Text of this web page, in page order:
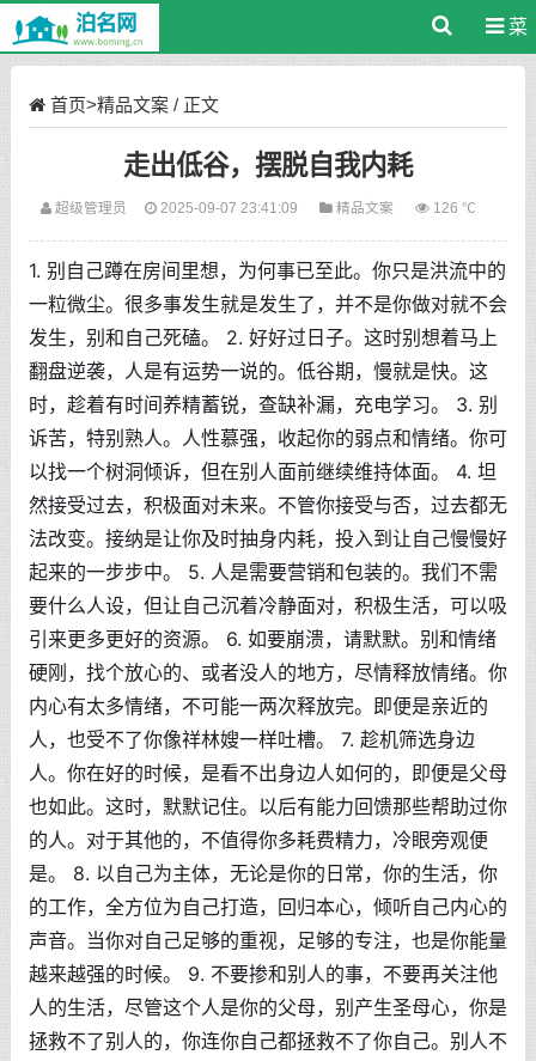
菜
首页>精品文案/ 正文
走出低谷，摆脱自我内耗
超级管理员 2025-09-07 23:41:09 精品文案 126 ℃
1. 别自己蹲在房间里想，为何事已至此。你只是洪流中的
一粒微尘。很多事发生就是发生了，并不是你做对就不会
发生，别和自己死磕。 2. 好好过日子。这时别想着马上
翻盘逆袭，人是有运势一说的。低谷期，慢就是快。这
时，趁着有时间养精蓄锐，查缺补漏，充电学习。 3. 别
诉苦，特别熟人。人性慕强，收起你的弱点和情绪。你可
以找一个树洞倾诉，但在别人面前继续维持体面。 4. 坦
然接受过去，积极面对未来。不管你接受与否，过去都无
法改变。接纳是让你及时抽身内耗，投入到让自己慢慢好
起来的一步步中。 5. 人是需要营销和包装的。我们不需
要什么人设，但让自己沉着冷静面对，积极生活，可以吸
引来更多更好的资源。 6. 如要崩溃，请默默。别和情绪
硬刚，找个放心的、或者没人的地方，尽情释放情绪。你
内心有太多情绪，不可能一两次释放完。即便是亲近的
人，也受不了你像祥林嫂一样吐槽。 7. 趁机筛选身边
人。你在好的时候，是看不出身边人如何的，即便是父母
也如此。这时，默默记住。以后有能力回馈那些帮助过你
的人。对于其他的，不值得你多耗费精力，冷眼旁观便
是。 8. 以自己为主体，无论是你的日常，你的生活，你
的工作，全方位为自己打造，回归本心，倾听自己内心的
声音。当你对自己足够的重视，足够的专注，也是你能量
越来越强的时候。 9. 不要掺和别人的事，不要再关注他
人的生活，尽管这个人是你的父母，别产生圣母心，你是
拯救不了别人的，你连你自己都拯救不了你自己。别人不